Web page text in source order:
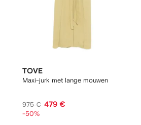
TOVE
Maxi-jurk met lange mouwen
975 € 479 €
-50%